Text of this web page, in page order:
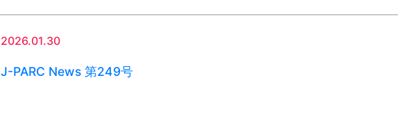
2026.01.30
J-PARC News 第249号